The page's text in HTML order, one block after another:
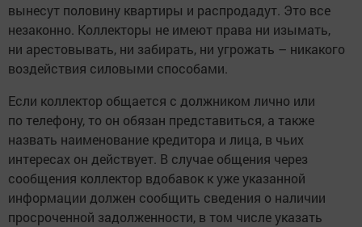
вынесут половину квартиры и распродадут. Это все
незаконно. Коллекторы не имеют права ни изымать,
ни арестовывать, ни забирать, ни угрожать – никакого
воздействия силовыми способами.
Если коллектор общается с должником лично или
по телефону, то он обязан представиться, а также
назвать наименование кредитора и лица, в чьих
интересах он действует. В случае общения через
сообщения коллектор вдобавок к уже указанной
информации должен сообщить сведения о наличии
просроченной задолженности, в том числе указать